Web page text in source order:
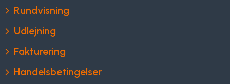
Rundvisning
Udlejning
Fakturering
Handelsbetingelser